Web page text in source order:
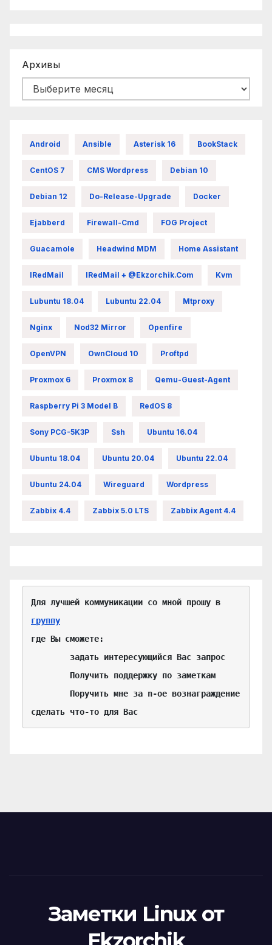
Архивы
Android Ansible Asterisk 16 BookStack
CentOS 7 CMS Wordpress Debian 10
Debian 12 Do-Release-Upgrade Docker
Ejabberd Firewall-Cmd FOG Project
Guacamole Headwind MDM Home Assistant
IRedMail IRedMail + @ekzorchik.com Kvm
Lubuntu 18.04 Lubuntu 22.04 Mtproxy
Nginx Nod32 Mirror Openfire
OpenVPN OwnCloud 10 Proftpd
Proxmox 6 Proxmox 8 Qemu-Guest-Agent
Raspberry Pi 3 Model B RedOS 8
Sony PCG-5K3P Ssh Ubuntu 16.04
Ubuntu 18.04 Ubuntu 20.04 Ubuntu 22.04
Ubuntu 24.04 Wireguard Wordpress
Zabbix 4.4 Zabbix 5.0 LTS Zabbix Agent 4.4
группу
где Вы сможете:
сделать что-то для Вас
Заметки Linux от